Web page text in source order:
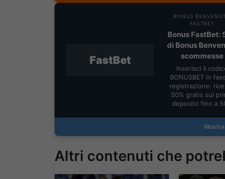
FastBet
BONUS
FASTBET
Bonus FastBet:
di Bonus
scommesse
Inserisci il
BONUSBET in
registrazione:
50% gratis sul
deposito fino a
Altri contenuti che